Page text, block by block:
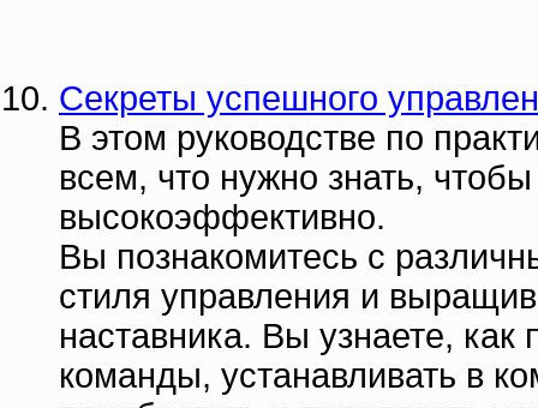
Секреты успешного
В этом руководстве по
всем, что нужно знать,
высокоэффективно.
Вы познакомитесь с
стиля управления и
наставника. Вы узнаете, как
команды, устанавливать в